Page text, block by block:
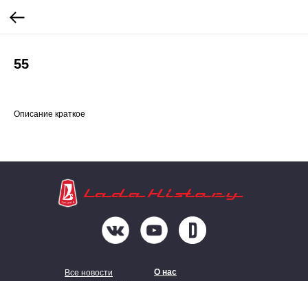
55
Описание краткое
О нас
Все новости